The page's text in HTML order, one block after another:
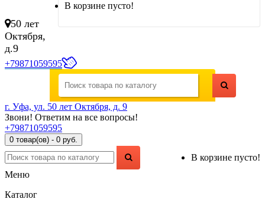
В корзине пусто!
50 лет
Октября,
д.9
+79871059595
г. Уфа, ул. 50 лет Октября, д. 9
Звони! Ответим на все вопросы!
+79871059595
0 товар(ов) - 0 руб.
В корзине пусто!
Меню
Каталог